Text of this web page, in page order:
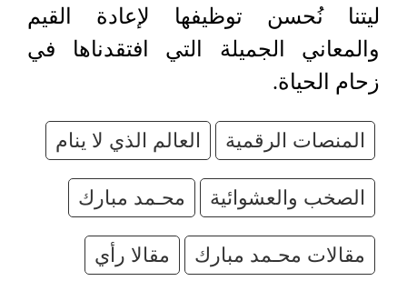
ليتنا نُحسن توظيفها لإعادة القيم
والمعاني الجميلة التي افتقدناها في
زحام الحياة.
المنصات الرقمية العالم الذي لا ينام
الصخب والعشوائية محـمد مبارك
مقالات محـمد مبارك مقالا رأي